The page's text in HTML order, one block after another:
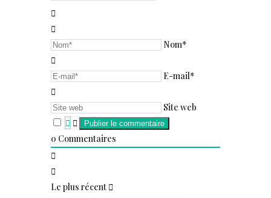
Nom*
E-mail*
Site web
0 Commentaires
Le plus récent